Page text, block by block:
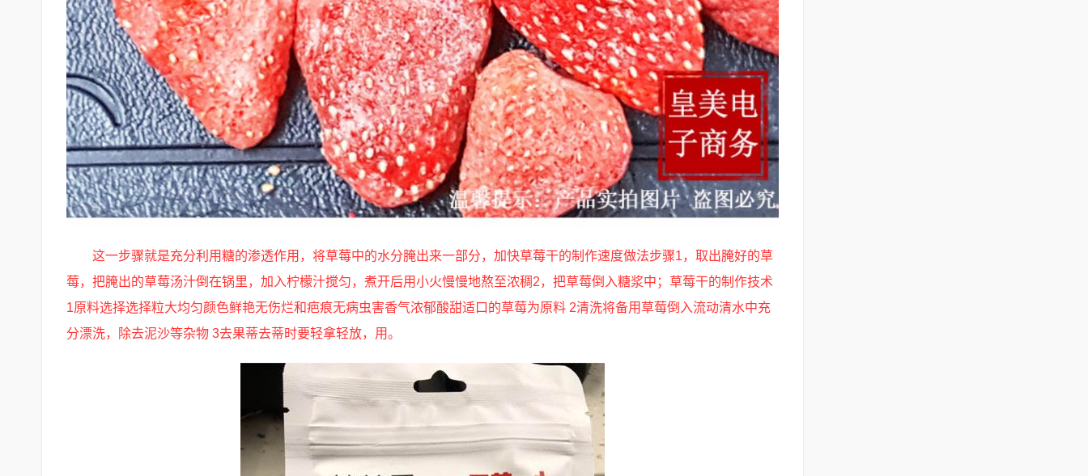
这一步骤就是充分利用糖的渗透作用，将草莓中的水分腌出来一部分，加快草莓干的制作速度做法步骤1，取出腌好的草
莓，把腌出的草莓汤汁倒在锅里，加入柠檬汁搅匀，煮开后用小火慢慢地熬至浓稠2，把草莓倒入糖浆中；草莓干的制作技术
1原料选择选择粒大均匀颜色鲜艳无伤烂和疤痕无病虫害香气浓郁酸甜适口的草莓为原料 2清洗将备用草莓倒入流动清水中充
分漂洗，除去泥沙等杂物 3去果蒂去蒂时要轻拿轻放，用。